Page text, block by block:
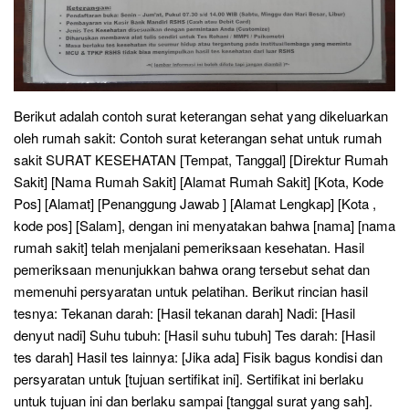
Berikut adalah contoh surat keterangan sehat yang dikeluarkan
oleh rumah sakit: Contoh surat keterangan sehat untuk rumah
sakit SURAT KESEHATAN [Tempat, Tanggal] [Direktur Rumah
Sakit] [Nama Rumah Sakit] [Alamat Rumah Sakit] [Kota, Kode
Pos] [Alamat] [Penanggung Jawab ] [Alamat Lengkap] [Kota ,
kode pos] [Salam], dengan ini menyatakan bahwa [nama] [nama
rumah sakit] telah menjalani pemeriksaan kesehatan. Hasil
pemeriksaan menunjukkan bahwa orang tersebut sehat dan
memenuhi persyaratan untuk pelatihan. Berikut rincian hasil
tesnya: Tekanan darah: [Hasil tekanan darah] Nadi: [Hasil
denyut nadi] Suhu tubuh: [Hasil suhu tubuh] Tes darah: [Hasil
tes darah] Hasil tes lainnya: [Jika ada] Fisik bagus kondisi dan
persyaratan untuk [tujuan sertifikat ini]. Sertifikat ini berlaku
untuk tujuan ini dan berlaku sampai [tanggal surat yang sah].